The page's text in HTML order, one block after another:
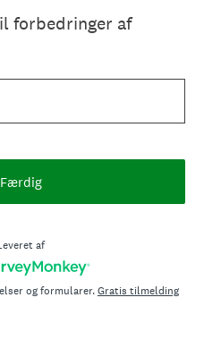
forbedringer af
Færdig
af
og formularer.Gratis tilmelding